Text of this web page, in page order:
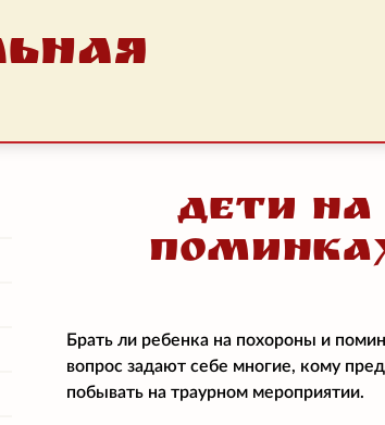
Дети на
Брать ли ребенка на похороны и
вопрос задают себе многие, кому
побывать на траурном мероприятии.